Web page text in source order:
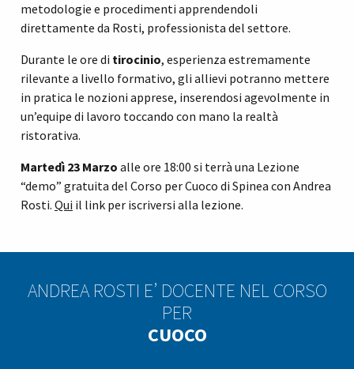
metodologie e procedimenti apprendendoli
direttamente da Rosti, professionista del settore.
Durante le ore di tirocinio, esperienza estremamente
rilevante a livello formativo, gli allievi potranno mettere
in pratica le nozioni apprese, inserendosi agevolmente in
un’equipe di lavoro toccando con mano la realtà
ristorativa.
Martedì 23 Marzo alle ore 18:00 si terrà una Lezione
“demo” gratuita del Corso per Cuoco di Spinea con Andrea
Rosti. Qui il link per iscriversi alla lezione.
ANDREA ROSTI E’ DOCENTE NEL CORSO
PER
CUOCO